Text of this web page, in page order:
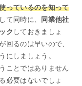
っているのを知って
て同時に、 同業他社
ク しておきましょ
回るのは早いので、
にしましょう。
ことではありません
必要はないでしょ